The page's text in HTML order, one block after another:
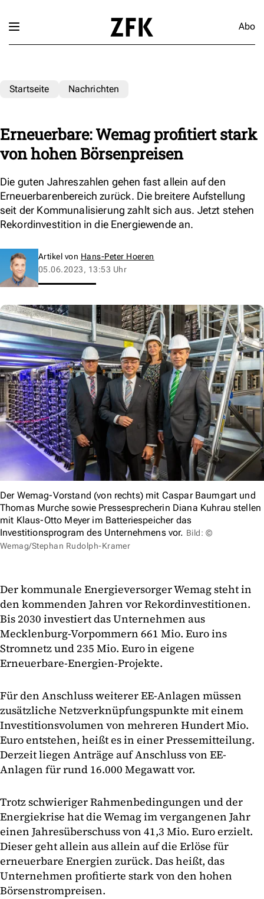
Abo
Startseite Nachrichten
Erneuerbare: Wemag profitiert stark
von hohen Börsenpreisen
Die guten Jahreszahlen gehen fast allein auf den
Erneuerbarenbereich zurück. Die breitere Aufstellung
seit der Kommunalisierung zahlt sich aus. Jetzt stehen
Rekordinvestition in die Energiewende an.
Artikel von Hans-Peter Hoeren
05.06.2023, 13:53 Uhr
Der Wemag-Vorstand (von rechts) mit Caspar Baumgart und
Thomas Murche sowie Pressesprecherin Diana Kuhrau stellen
mit Klaus-Otto Meyer im Batteriespeicher das
Investitionsprogram des Unternehmens vor. Bild: ©
Wemag/Stephan Rudolph-Kramer
Der kommunale Energieversorger Wemag steht in
den kommenden Jahren vor Rekordinvestitionen.
Bis 2030 investiert das Unternehmen aus
Mecklenburg-Vorpommern 661 Mio. Euro ins
Stromnetz und 235 Mio. Euro in eigene
Erneuerbare-Energien-Projekte.
Für den Anschluss weiterer EE-Anlagen müssen
zusätzliche Netzverknüpfungspunkte mit einem
Investitionsvolumen von mehreren Hundert Mio.
Euro entstehen, heißt es in einer Pressemitteilung.
Derzeit liegen Anträge auf Anschluss von EE-
Anlagen für rund 16.000 Megawatt vor.
Trotz schwieriger Rahmenbedingungen und der
Energiekrise hat die Wemag im vergangenen Jahr
einen Jahresüberschuss von 41,3 Mio. Euro erzielt.
Dieser geht allein aus allein auf die Erlöse für
erneuerbare Energien zurück. Das heißt, das
Unternehmen profitierte stark von den hohen
Börsenstrompreisen.